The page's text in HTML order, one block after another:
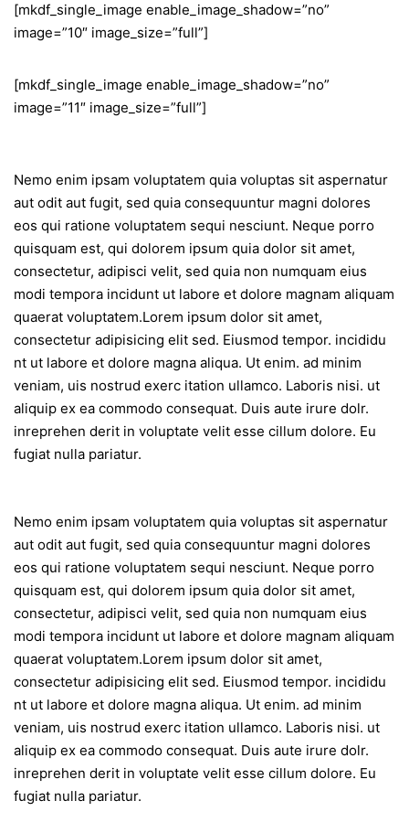
[mkdf_single_image enable_image_shadow=”no”
image=”10″ image_size=”full”]
[mkdf_single_image enable_image_shadow=”no”
image=”11″ image_size=”full”]
Nemo enim ipsam voluptatem quia voluptas sit aspernatur
aut odit aut fugit, sed quia consequuntur magni dolores
eos qui ratione voluptatem sequi nesciunt. Neque porro
quisquam est, qui dolorem ipsum quia dolor sit amet,
consectetur, adipisci velit, sed quia non numquam eius
modi tempora incidunt ut labore et dolore magnam aliquam
quaerat voluptatem.Lorem ipsum dolor sit amet,
consectetur adipisicing elit sed. Eiusmod tempor. incididu
nt ut labore et dolore magna aliqua. Ut enim. ad minim
veniam, uis nostrud exerc itation ullamco. Laboris nisi. ut
aliquip ex ea commodo consequat. Duis aute irure dolr.
inreprehen derit in voluptate velit esse cillum dolore. Eu
fugiat nulla pariatur.
Nemo enim ipsam voluptatem quia voluptas sit aspernatur
aut odit aut fugit, sed quia consequuntur magni dolores
eos qui ratione voluptatem sequi nesciunt. Neque porro
quisquam est, qui dolorem ipsum quia dolor sit amet,
consectetur, adipisci velit, sed quia non numquam eius
modi tempora incidunt ut labore et dolore magnam aliquam
quaerat voluptatem.Lorem ipsum dolor sit amet,
consectetur adipisicing elit sed. Eiusmod tempor. incididu
nt ut labore et dolore magna aliqua. Ut enim. ad minim
veniam, uis nostrud exerc itation ullamco. Laboris nisi. ut
aliquip ex ea commodo consequat. Duis aute irure dolr.
inreprehen derit in voluptate velit esse cillum dolore. Eu
fugiat nulla pariatur.